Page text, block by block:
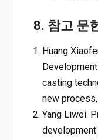
8. 참고 문
Huang
casting
new
Yang Liwei.